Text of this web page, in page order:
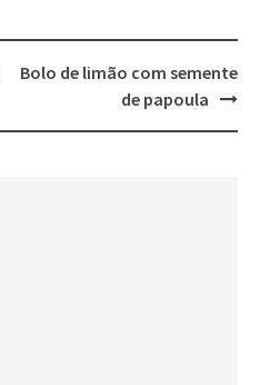
Bolo de limão com semente
de papoula